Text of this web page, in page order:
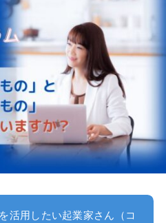
活用したい起業家さん（コ